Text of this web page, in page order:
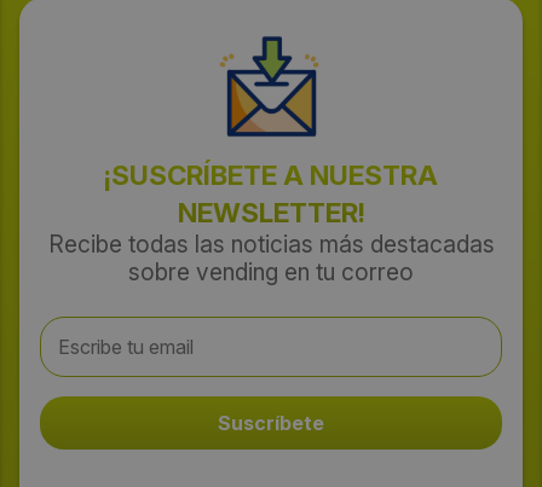
¡SUSCRÍBETE A NUESTRA
NEWSLETTER!
Recibe todas las noticias más destacadas
sobre vending en tu correo